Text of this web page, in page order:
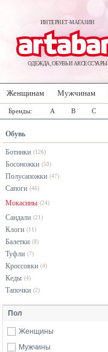
ИНТЕРНЕТ-МАГАЗИН
ОДЕЖДА, ОБУВЬ И АКСЕССУАРЫ
Женщинам Мужчинам
Бренды: A B C
Обувь
Ботинки (126)
Босоножки (50)
Полусапожки (47)
Сапоги (46)
Мокасины (24)
Сандали (21)
Клоги (11)
Балетки (8)
Туфли (7)
Кроссовки (4)
Кеды (4)
Тапочки (2)
Пол
Женщины
Мужчины